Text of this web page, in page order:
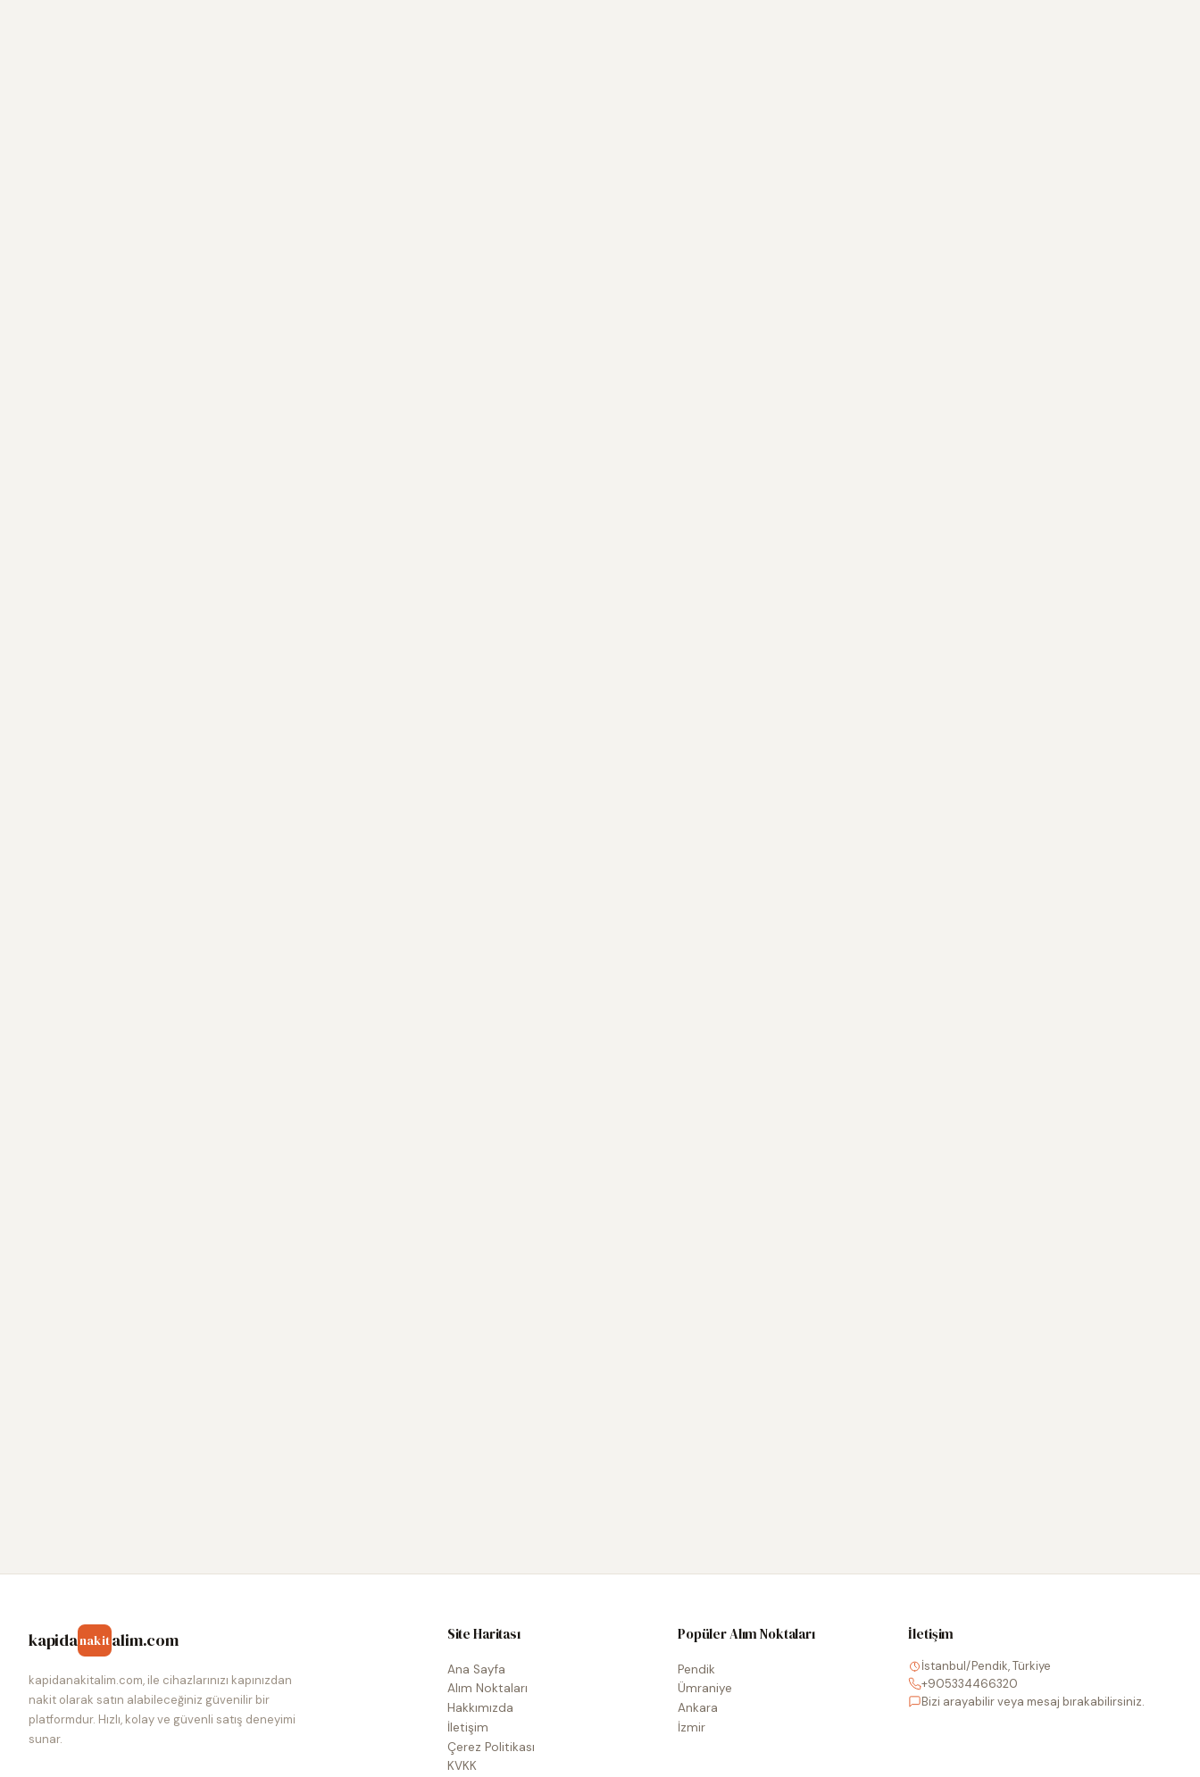
kapidanakitalim.com
kapidanakitalim.com, ile cihazlarınızı kapınızdan
nakit olarak satın alabileceğiniz güvenilir bir
platformdur. Hızlı, kolay ve güvenli satış deneyimi
sunar.
Site Haritası
Ana Sayfa
Alım Noktaları
Hakkımızda
İletişim
Çerez Politikası
KVKK
Popüler Alım Noktaları
Pendik
Ümraniye
Ankara
İzmir
İletişim
İstanbul/Pendik, Türkiye
+905334466320
Bizi arayabilir veya mesaj bırakabilirsiniz.